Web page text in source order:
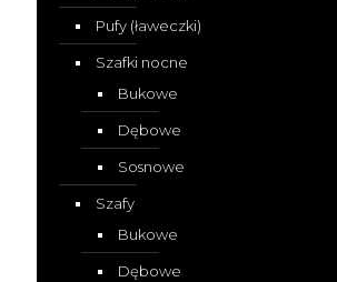
Pufy (ławeczki)
Szafki nocne
Bukowe
Dębowe
Sosnowe
Szafy
Bukowe
Dębowe